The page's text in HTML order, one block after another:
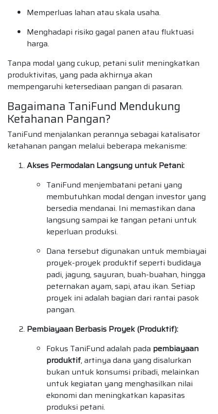
Memperluas lahan atau skala usaha.
Menghadapi risiko gagal panen atau fluktuasi
harga.
Tanpa modal yang cukup, petani sulit meningkatkan
produktivitas, yang pada akhirnya akan
mempengaruhi ketersediaan pangan di pasaran.
Bagaimana TaniFund Mendukung
Ketahanan Pangan?
TaniFund menjalankan perannya sebagai katalisator
ketahanan pangan melalui beberapa mekanisme:
Akses Permodalan Langsung untuk Petani:
TaniFund menjembatani petani yang
membutuhkan modal dengan investor yang
bersedia mendanai. Ini memastikan dana
langsung sampai ke tangan petani untuk
keperluan produksi.
Dana tersebut digunakan untuk membiayai
proyek-proyek produktif seperti budidaya
padi, jagung, sayuran, buah-buahan, hingga
peternakan ayam, sapi, atau ikan. Setiap
proyek ini adalah bagian dari rantai pasok
pangan.
Pembiayaan Berbasis Proyek (Produktif):
Fokus TaniFund adalah pada pembiayaan
produktif, artinya dana yang disalurkan
bukan untuk konsumsi pribadi, melainkan
untuk kegiatan yang menghasilkan nilai
ekonomi dan meningkatkan kapasitas
produksi petani.